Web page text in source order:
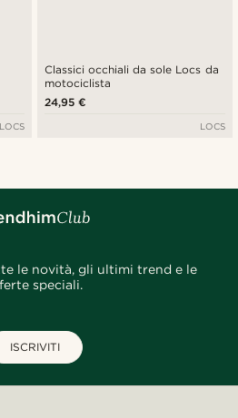
LOCS
Classici occhiali da sole Locs da
motociclista
24,95 €
LOCS
le novità, gli ultimi trend e le
speciali.
ISCRIVITI